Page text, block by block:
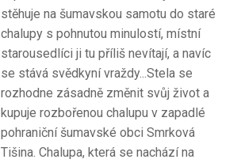
stěhuje na šumavskou samotu do staré
chalupy s pohnutou minulostí, místní
starousedlíci ji tu příliš nevítají, a navíc
se stává svědkyní vraždy...Stela se
rozhodne zásadně změnit svůj život a
kupuje rozbořenou chalupu v zapadlé
pohraniční šumavské obci Smrková
Tišina. Chalupa, která se nachází na